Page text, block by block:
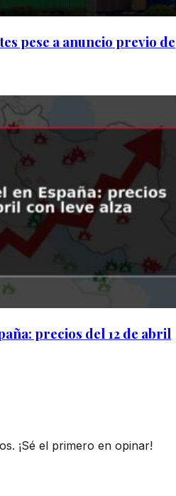
pese a anuncio previo de
precios del 12 de abril
¡Sé el primero en opinar!